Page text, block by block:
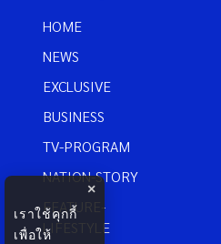
HOME
NEWS
EXCLUSIVE
BUSINESS
TV-PROGRAM
NATION-STORY
FEATURE-
LIFESTYLE
×
เราใช้คุกกี้
เพื่อให้